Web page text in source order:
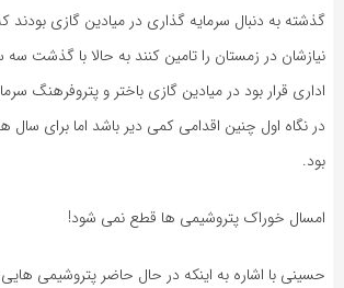
گذشته به دنبال سرمایه گذاری در میادین گازی بودند
نیازشان در زمستان را تامین کنند به حالا با گذشت
اداری قرار بود در میادین گازی باختر و پتروفرهنگ
در نگاه اول چنین اقدامی کمی دیر باشد اما برای سال
بود.
امسال خوراک پتروشیمی ها قطع نمی شود!
حسینی با اشاره به اینکه در حال حاضر پتروشیمی هایی